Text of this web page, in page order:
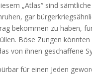
„Atlas“ sind
gar
bekommen zu haben,
Böse Zungen
von ihnen geschaffene
für einen Jeden